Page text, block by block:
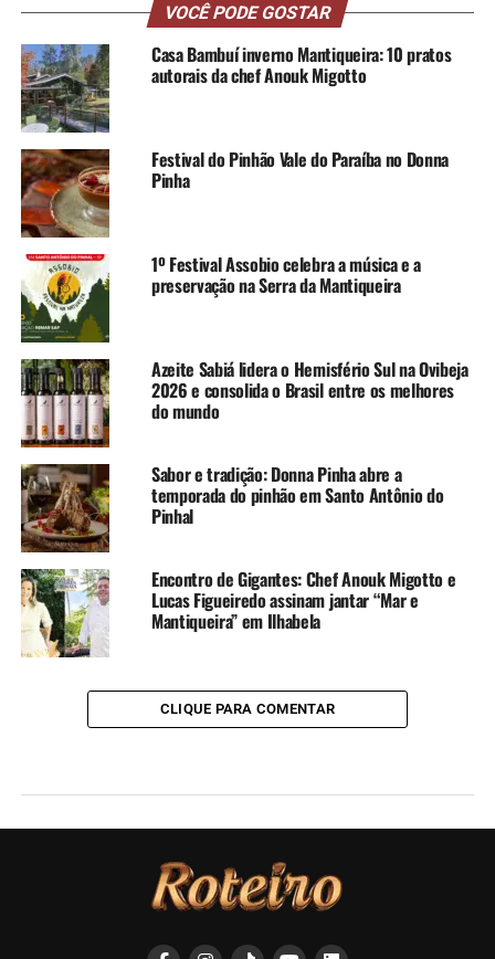
VOCÊ PODE GOSTAR
Casa Bambuí inverno Mantiqueira: 10 pratos
autorais da chef Anouk Migotto
Festival do Pinhão Vale do Paraíba no Donna
Pinha
1º Festival Assobio celebra a música e a
preservação na Serra da Mantiqueira
Azeite Sabiá lidera o Hemisfério Sul na Ovibeja
2026 e consolida o Brasil entre os melhores
do mundo
Sabor e tradição: Donna Pinha abre a
temporada do pinhão em Santo Antônio do
Pinhal
Encontro de Gigantes: Chef Anouk Migotto e
Lucas Figueiredo assinam jantar “Mar e
Mantiqueira” em Ilhabela
CLIQUE PARA COMENTAR